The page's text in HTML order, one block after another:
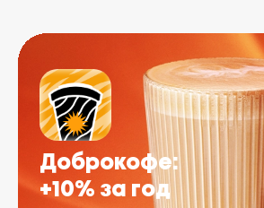
Доброкофе:
+10% за год